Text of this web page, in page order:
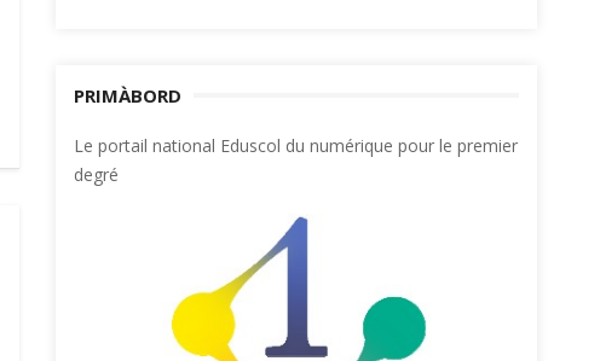
PRIMÀBORD
Le portail national Eduscol du numérique pour le premier
degré